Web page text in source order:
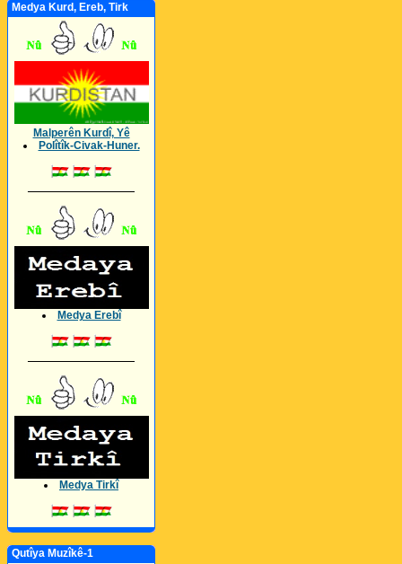
Medya Kurd, Ereb, Tirk
Malperên Kurdî, Yê
Polîtîk-Civak-Huner.
Medya Erebî
Medya Tirkî
Qutîya Muzîkê-1